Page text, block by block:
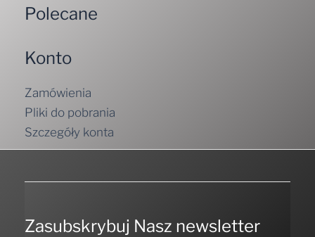
Polecane
Konto
Zamówienia
Pliki do pobrania
Szczegóły konta
Zasubskrybuj Nasz newsletter